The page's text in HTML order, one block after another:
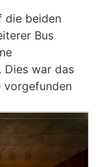
die beiden
Bus
Dies war das
vorgefunden